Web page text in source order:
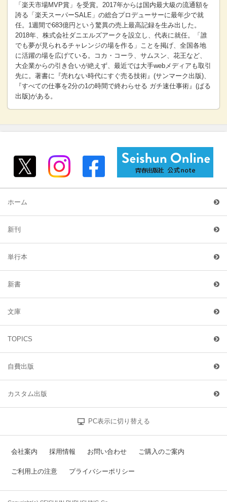
「楽天市場MVP賞」を受賞。2017年からは国内最大級の流通額を
誇る「楽天スーパーSALE」の総合プロデューサーに最年少で就
任。1週間で683億円という驚異の売上最高記録を生み出した。
2018年、株式会社ダニエルズアークを設立し、代表に就任。「誰
でも夢が見られるチャレンジの場を作る」ことを掲げ、全国各地
に活躍の場を広げている。コカ・コーラ、サムスン、花王など、
大企業からの引き合いが絶えず、最近では大手webメディアも取引
先に。著書に『売れない時代にすぐ売る技術』(サンマーク出版)、
『すべての仕事を2分の1の時間で終わらせる ガチ速仕事術』(ぱる
出版)がある。
ホーム
新刊
単行本
新書
文庫
TOPICS
自費出版
カスタム出版
PC表示に切り替える
会社案内 採用情報 お問い合わせ ご購入のご案内
ご利用上の注意 プライバシーポリシー